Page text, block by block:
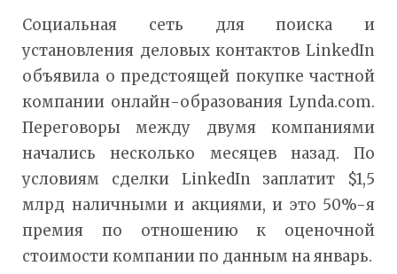
Социальная сеть для поиска и
установления деловых контактов LinkedIn
объявила о предстоящей покупке частной
компании онлайн-образования Lynda.com.
Переговоры между двумя компаниями
начались несколько месяцев назад. По
условиям сделки LinkedIn заплатит $1,5
млрд наличными и акциями, и это 50%-я
премия по отношению к оценочной
стоимости компании по данным на январь.